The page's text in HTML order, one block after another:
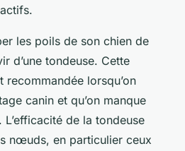
les poils de son chien de
d’une tondeuse. Cette
recommandée lorsqu’on
canin et qu’on manque
L’efficacité de la tondeuse
nœuds, en particulier ceux